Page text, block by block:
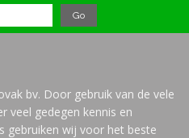
bv. Door gebruik van de vele
veel gedegen kennis en
gebruiken wij voor het beste